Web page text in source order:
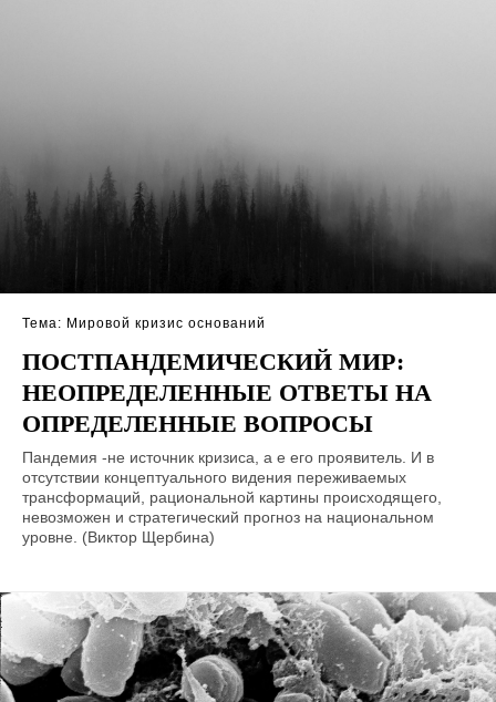
Тема: Мировой кризис оснований
ПОСТПАНДЕМИЧЕСКИЙ МИР:
НЕОПРЕДЕЛЕННЫЕ ОТВЕТЫ НА
ОПРЕДЕЛЕННЫЕ ВОПРОСЫ
Пандемия -не источник кризиса, а е его проявитель. И в
отсутствии концептуального видения переживаемых
трансформаций, рациональной картины происходящего,
невозможен и стратегический прогноз на национальном
уровне. (Виктор Щербина)